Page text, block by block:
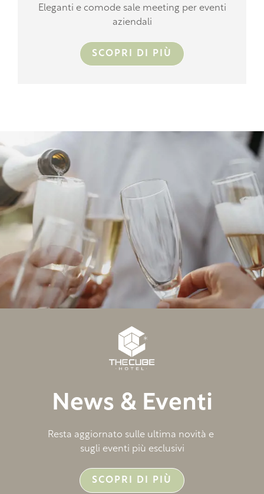
Eleganti e comode sale meeting per eventi
aziendali
SCOPRI DI PIÙ
News & Eventi
Resta aggiornato sulle ultima novità e
sugli eventi più esclusivi
SCOPRI DI PIÙ